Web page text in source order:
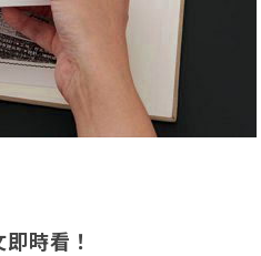
時看！